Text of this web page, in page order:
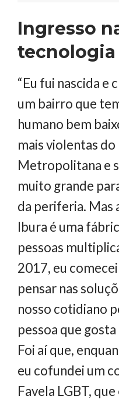
Ingresso
tecnologia
“Eu fui nascida e
um bairro que
humano bem
mais violentas do
Metropolitana e
muito grande
da periferia. Mas
Ibura é uma
pessoas
2017, eu
pensar nas
nosso cotidiano
pessoa que
Foi aí que,
eu cofundei um
Favela LGBT,